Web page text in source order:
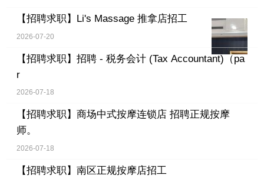
【招聘求职】 Li's Massage 推拿店招工
2026-07-20
【招聘求职】 招聘 - 税务会计 (Tax Accountant)（pa
r
2026-07-18
【招聘求职】 商场中式按摩连锁店 招聘正规按摩
师。
2026-07-18
【招聘求职】 南区正规按摩店招工